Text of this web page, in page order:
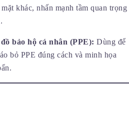
khác, nhấn mạnh tầm quan trọng
bảo hộ cá nhân (PPE): Dùng để
bỏ PPE đúng cách và minh họa